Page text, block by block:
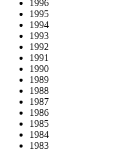
1996
1995
1994
1993
1992
1991
1990
1989
1988
1987
1986
1985
1984
1983